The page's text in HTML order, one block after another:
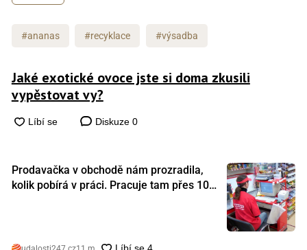
#ananas #recyklace #výsadba
Jaké exotické ovoce jste si doma zkusili
vypěstovat vy?
Diskuze 0
Prodavačka v obchodě nám prozradila,
kolik pobírá v práci. Pracuje tam přes 10